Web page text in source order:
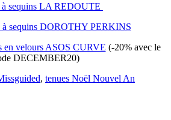
à sequins LA REDOUTE
à sequins DOROTHY PERKINS
en velours ASOS CURVE (-20% avec le
DECEMBER20)
, tenues Noël Nouvel An